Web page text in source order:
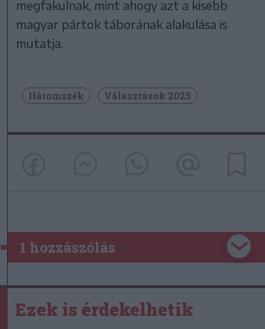
megfakulnak, mint ahogy azt a kisebb
magyar pártok táborának alakulása is
mutatja.
Háromszék Választások 2025
1 hozzászólás
Ezek is érdekelhetik